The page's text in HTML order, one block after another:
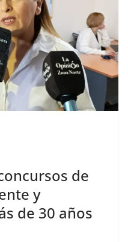
de
y
de 30 años